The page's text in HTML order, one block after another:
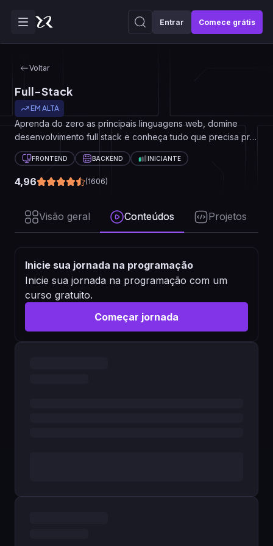
Entrar Comece grátis
Voltar
Full-Stack
EM ALTA
Aprenda do zero as principais linguagens web, domine
desenvolvimento full stack e conheça tudo que precisa pra
iniciar sua carreira e conquistar sua primeira vaga em
programação.
FRONTEND BACKEND INICIANTE
4,96 (1606)
Visão geral Conteúdos Projetos
Inicie sua jornada na programação
Inicie sua jornada na programação com um
curso gratuito.
Começar jornada